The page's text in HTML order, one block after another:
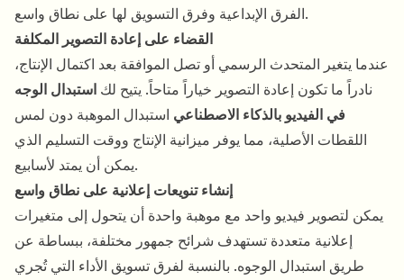
الفرق الإبداعية وفرق التسويق لها على نطاق واسع.
القضاء على إعادة التصوير المكلفة
عندما يتغير المتحدث الرسمي أو تصل الموافقة بعد اكتمال الإنتاج،
نادراً ما تكون إعادة التصوير خياراً متاحاً. يتيح لك استبدال الوجه
في الفيديو بالذكاء الاصطناعي استبدال الموهبة دون لمس
اللقطات الأصلية، مما يوفر ميزانية الإنتاج ووقت التسليم الذي
يمكن أن يمتد لأسابيع.
إنشاء تنويعات إعلانية على نطاق واسع
يمكن لتصوير فيديو واحد مع موهبة واحدة أن يتحول إلى متغيرات
إعلانية متعددة تستهدف شرائح جمهور مختلفة، ببساطة عن
طريق استبدال الوجوه. بالنسبة لفرق تسويق الأداء التي تُجري